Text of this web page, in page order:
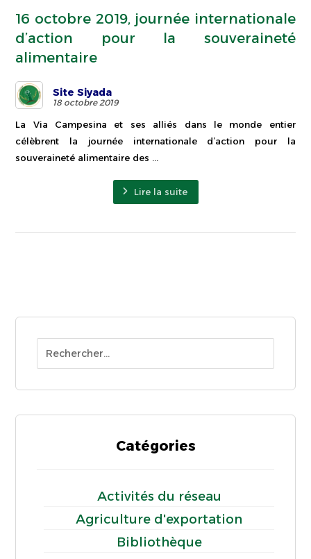
16 octobre 2019, journée internationale
d’action pour la souveraineté
alimentaire
Site Siyada
18 octobre 2019
La Via Campesina et ses alliés dans le monde entier
célèbrent la journée internationale d’action pour la
souveraineté alimentaire des ...
Lire la suite
Catégories
Activités du réseau
Agriculture d'exportation
Bibliothèque